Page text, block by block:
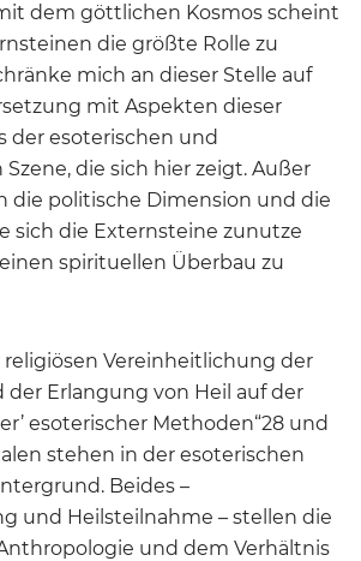
dem göttlichen Kosmos scheint
die größte Rolle zu
mich an dieser Stelle auf
mit Aspekten dieser
der esoterischen und
die sich hier zeigt. Außer
die politische Dimension und die
sich die Externsteine zunutze
spirituellen Überbau zu
religiösen Vereinheitlichung der
Erlangung von Heil auf der
esoterischer Methoden“28 und
stehen in der esoterischen
Beides –
und Heilsteilnahme – stellen die
und dem Verhältnis